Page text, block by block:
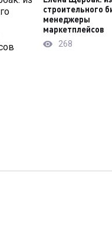
строительного
менеджеры
маркетплейсов
268